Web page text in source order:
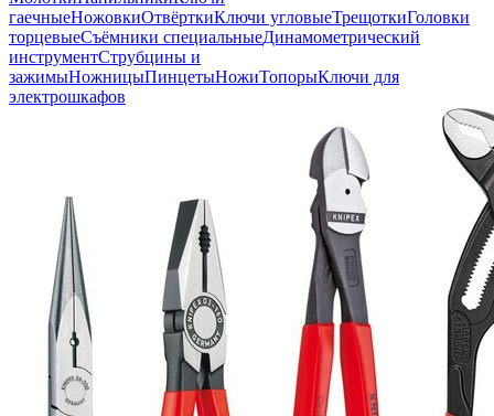
гаечныеНожовкиОтвёрткиКлючи угловыеТрещоткиГоловки
торцевыеСъёмники специальныеДинамометрический
инструментСтрубцины и
зажимыНожницыПинцетыНожиТопорыКлючи для
электрошкафов